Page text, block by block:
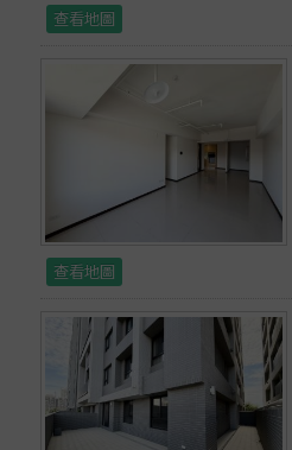
查看地圖
查看地圖